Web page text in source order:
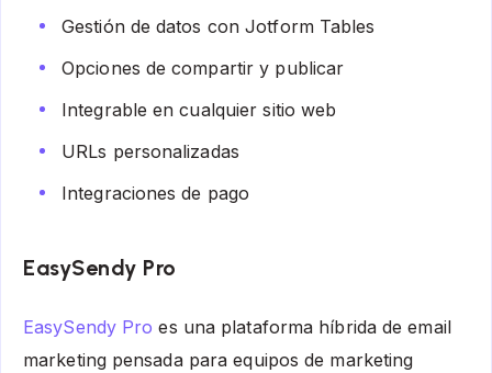
Gestión de datos con Jotform Tables
Opciones de compartir y publicar
Integrable en cualquier sitio web
URLs personalizadas
Integraciones de pago
EasySendy Pro
EasySendy Proes una plataforma híbrida de email
marketing pensada para equipos de marketing